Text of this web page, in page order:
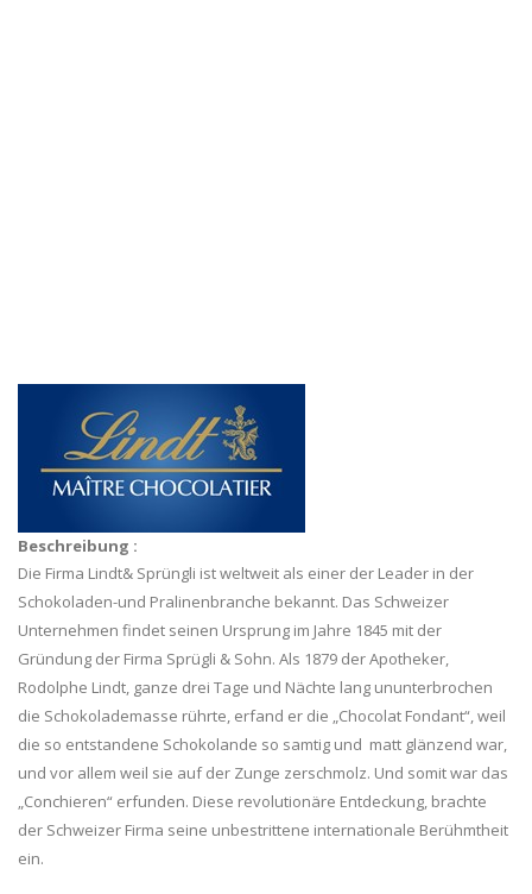
Beschreibung :
Die Firma Lindt& Sprüngli ist weltweit als einer der Leader in der
Schokoladen-und Pralinenbranche bekannt. Das Schweizer
Unternehmen findet seinen Ursprung im Jahre 1845 mit der
Gründung der Firma Sprügli & Sohn. Als 1879 der Apotheker,
Rodolphe Lindt, ganze drei Tage und Nächte lang ununterbrochen
die Schokolademasse rührte, erfand er die „Chocolat Fondant“, weil
die so entstandene Schokolande so samtig und matt glänzend war,
und vor allem weil sie auf der Zunge zerschmolz. Und somit war das
„Conchieren“ erfunden. Diese revolutionäre Entdeckung, brachte
der Schweizer Firma seine unbestrittene internationale Berühmtheit
ein.